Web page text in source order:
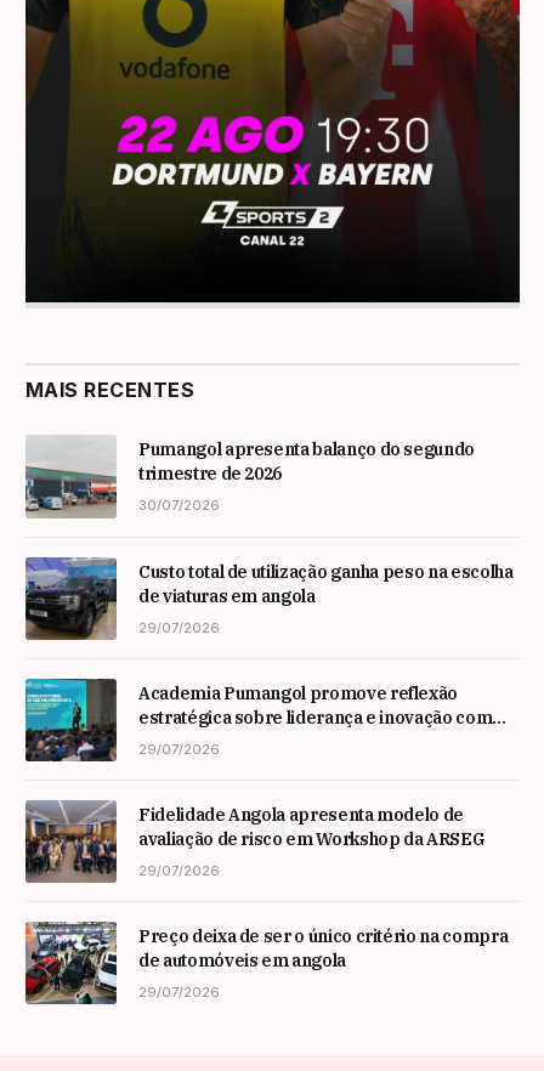
MAIS RECENTES
Pumangol apresenta balanço do segundo
trimestre de 2026
30/07/2026
Custo total de utilização ganha peso na escolha
de viaturas em angola
29/07/2026
Academia Pumangol promove reflexão
estratégica sobre liderança e inovação com
especialista internacional Nadim Habib
29/07/2026
Fidelidade Angola apresenta modelo de
avaliação de risco em Workshop da ARSEG
29/07/2026
Preço deixa de ser o único critério na compra
de automóveis em angola
29/07/2026